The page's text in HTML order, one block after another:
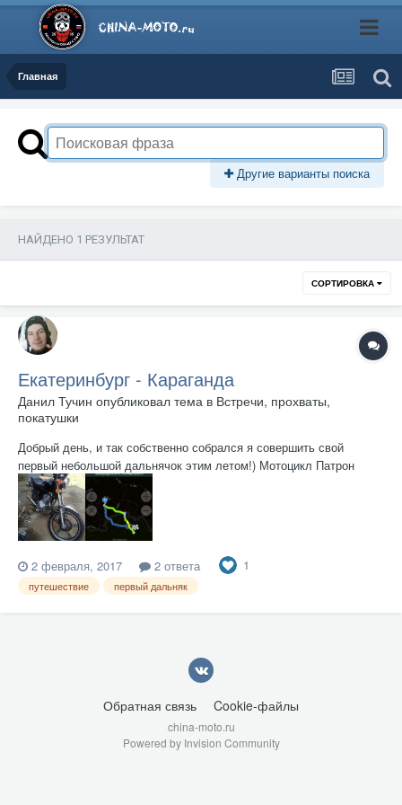
Главная
Другие варианты поиска
НАЙДЕНО 1 РЕЗУЛЬТАТ
СОРТИРОВКА
Екатеринбург - Караганда
Данил Тучин опубликовал тема в Встречи, прохваты,
покатушки
Добрый день, и так собственно собрался я совершить свой
первый небольшой дальнячок этим летом!) Мотоцикл Патрон
ТриБут 150, опыт вождения разномастной техники 5 лет, буду рад
советам и ссылкам на полезные материалы!) Также подыскиваю
такого же отмороженного ОДНОГО попутчика на собственном
мотоцикле...
2 февраля, 2017
2 ответа 1
путешествие первый дальняк
Обратная связь Cookie-файлы
china-moto.ru
Powered by Invision Community